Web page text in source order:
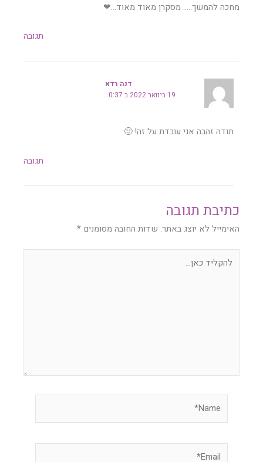
מחכה להמשך….. מסקרן מאוד מאוד…❤
תגובה
דנה רדא
19 בינואר 2022 ב 0:37
תודה זהבה אני עובדת על זה! 🙂
תגובה
כתיבת תגובה
האימייל לא יוצג באתר. שדות החובה מסומנים *
כאן...